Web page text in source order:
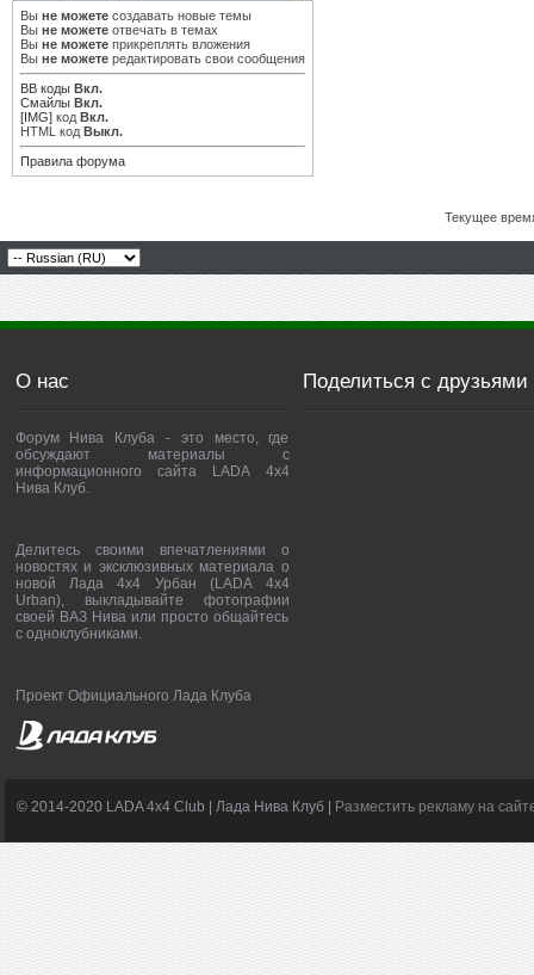
Вы не можете создавать новые темы
Вы не можете отвечать в темах
Вы не можете прикреплять вложения
Вы не можете редактировать свои сообщения
BB коды Вкл.
Смайлы Вкл.
[IMG] код Вкл.
HTML код Выкл.
Правила форума
Текущее
О нас
Форум Нива Клуба - это место, где
обсуждают материалы с
информационного сайта LADA 4x4
Нива Клуб.
Делитесь своими впечатлениями о
новостях и эксклюзивных материала о
новой Лада 4х4 Урбан (LADA 4x4
Urban), выкладывайте фотографии
своей ВАЗ Нива или просто общайтесь
с одноклубниками.
Проект Официального Лада Клуба
Поделиться с друзьями
© 2014-2020 LADA 4x4 Club | Лада Нива Клуб | Разместить рекламу на